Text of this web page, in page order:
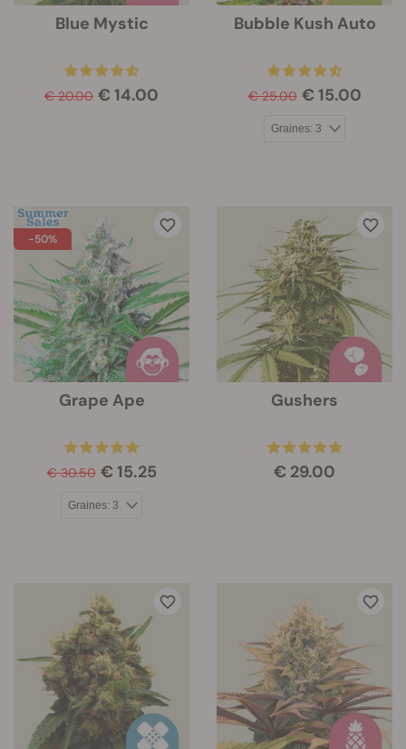
Blue Mystic
€ 20.00 € 14.00
Bubble Kush Auto
€ 25.00 € 15.00
-50%
Grape Ape
€ 30.50 € 15.25
Gushers
€ 29.00